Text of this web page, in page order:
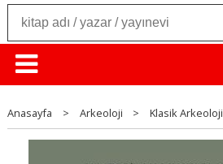
Anasayfa > Arkeoloji > Klasik Arkeoloji